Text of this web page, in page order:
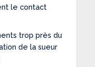
le contact
trop près du
de la sueur